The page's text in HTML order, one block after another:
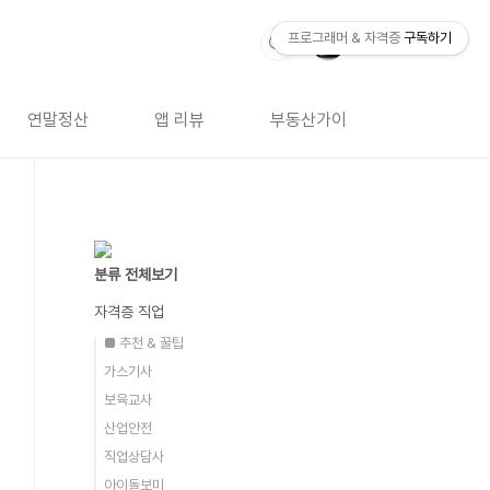
연말정산 앱 리뷰 부동산가이드
분류 전체보기
자격증 직업
■ 추천 & 꿀팁
가스기사
보육교사
산업안전
직업상담사
아이돌보미
프로그래머 & 자격증 구독하기